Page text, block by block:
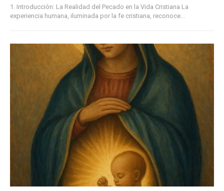
1. Introducción: La Realidad del Pecado en la Vida Cristiana La
experiencia humana, iluminada por la fe cristiana, reconoce...